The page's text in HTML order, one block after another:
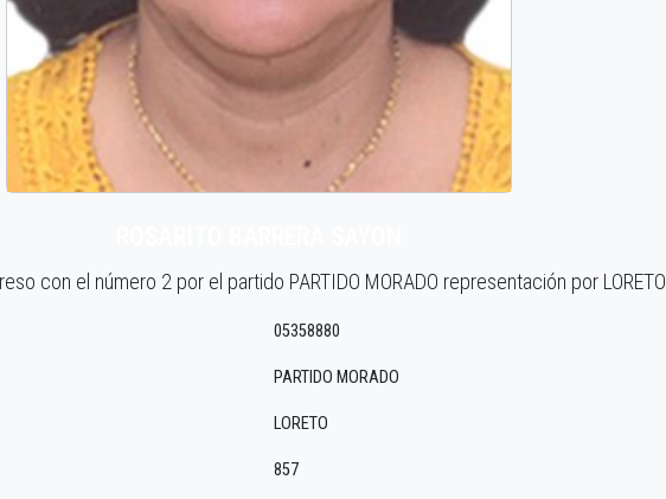
con el número 2 por el partido PARTIDO MORADO representación por LORETO
05358880
PARTIDO MORADO
LORETO
857